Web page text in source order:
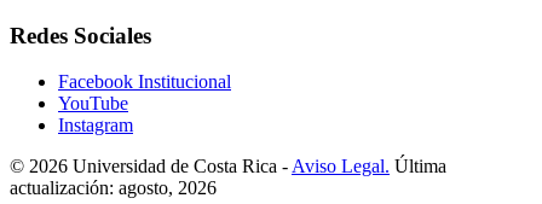
Redes Sociales
Facebook Institucional
YouTube
Instagram
© 2026 Universidad de Costa Rica - Aviso Legal. Última
actualización: agosto, 2026